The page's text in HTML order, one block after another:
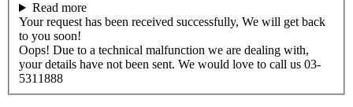
Read more
Your request has been received successfully, We will get back
to you soon!
Oops! Due to a technical malfunction we are dealing with,
your details have not been sent. We would love to call us 03-
5311888